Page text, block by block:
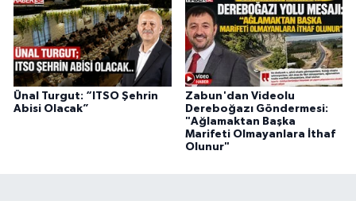
Ünal Turgut: “ITSO Şehrin
Abisi Olacak”
Zabun'dan Videolu
Dereboğazı Göndermesi:
"Ağlamaktan Başka
Marifeti Olmayanlara İthaf
Olunur"